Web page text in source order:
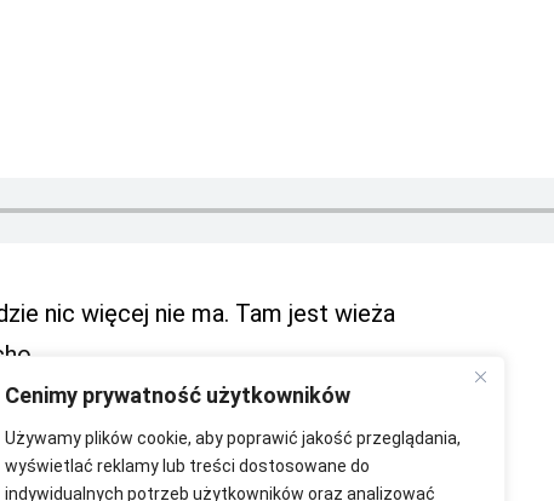
Cenimy prywatność użytkowników
Używamy plików cookie, aby poprawić jakość przeglądania,
wyświetlać reklamy lub treści dostosowane do
indywidualnych potrzeb użytkowników oraz analizować
nic więcej nie ma. Tam jest wieża